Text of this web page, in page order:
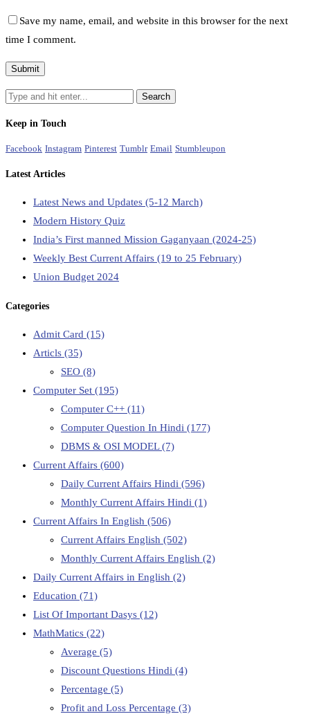
Save my name, email, and website in this browser for the next
time I comment.
Keep in Touch
Facebook Instagram Pinterest Tumblr Email Stumbleupon
Latest Articles
Latest News and Updates (5-12 March)
Modern History Quiz
India’s First manned Mission Gaganyaan (2024-25)
Weekly Best Current Affairs (19 to 25 February)
Union Budget 2024
Categories
Admit Card (15)
Articls (35)
SEO (8)
Computer Set (195)
Computer C++ (11)
Computer Question In Hindi (177)
DBMS & OSI MODEL(7)
Current Affairs (600)
Daily Current Affairs Hindi (596)
Monthly Current Affairs Hindi (1)
Current Affairs In English (506)
Current Affairs English (502)
Monthly Current Affairs English (2)
Daily Current Affairs in English (2)
Education (71)
List Of Important Dasys (12)
MathMatics (22)
Average (5)
Discount Questions Hindi (4)
Percentage (5)
Profit and Loss Percentage (3)